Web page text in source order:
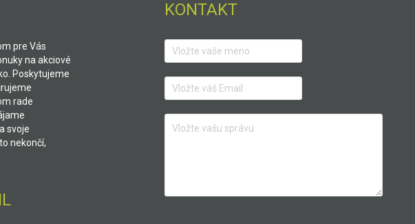
pre Vás
na akciové
Poskytujeme
rade
svoje
nekončí,
KONTAKT